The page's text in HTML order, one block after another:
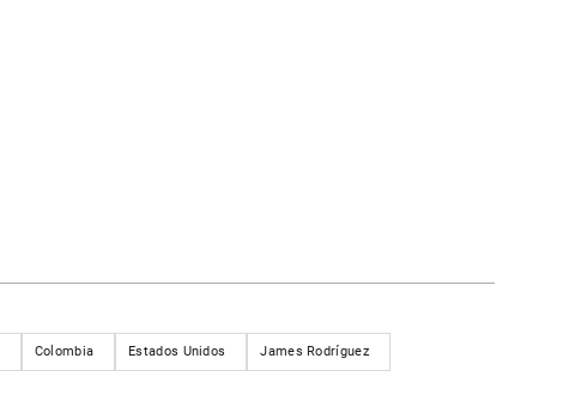
Colombia Estados Unidos James Rodríguez